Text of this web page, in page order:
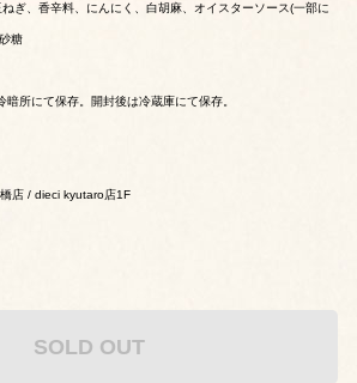
ぎ、香辛料、にんにく、白胡麻、オイスターソース(一部に
糖
所にて保存。開封後は冷蔵庫にて保存。
店 / dieci kyutaro店1F
SOLD OUT